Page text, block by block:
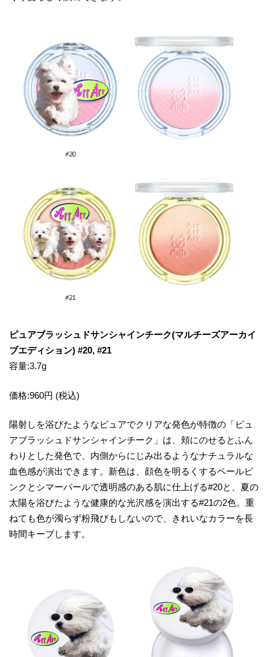
ピュアブラッシュドサンシャインチーク(マルチーズアーカイ
ブエディション) #20, #21
容量:3.7g
価格:960円 (税込)
陽射しを浴びたようなピュアでクリアな発色が特徴の「ピュ
アブラッシュドサンシャインチーク」は、頬にのせるとふん
わりとした発色で、内側からにじみ出るようなナチュラルな
血色感が演出できます。新色は、顔色を明るくするペールピ
ンクとシマーパールで透明感のある肌に仕上げる#20と、夏の
太陽を浴びたような健康的な光沢感を演出する#21の2色。重
ねても色が濁らず粉飛びもしないので、きれいなカラーを長
時間キープします。